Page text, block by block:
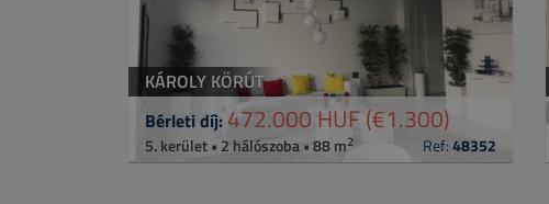
KÁROLY KÖRÚT
Bérleti díj: 472.000 HUF(€1.300)
5. kerület • 2 hálószoba • 88 m2 Ref:48352